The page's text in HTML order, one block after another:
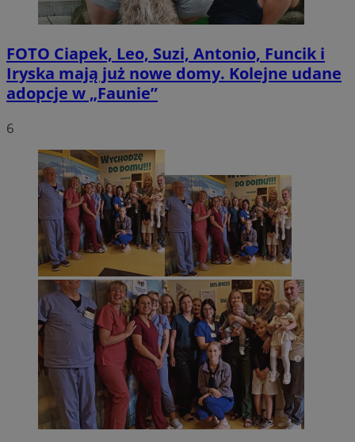
FOTO Ciapek, Leo, Suzi, Antonio, Funcik i
Iryska mają już nowe domy. Kolejne udane
adopcje w „Faunie”
6